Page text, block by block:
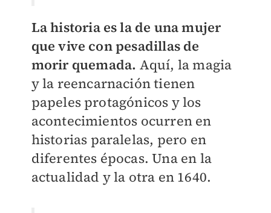
La historia es la de una mujer
que vive con pesadillas de
morir quemada. Aquí, la magia
y la reencarnación tienen
papeles protagónicos y los
acontecimientos ocurren en
historias paralelas, pero en
diferentes épocas. Una en la
actualidad y la otra en 1640.